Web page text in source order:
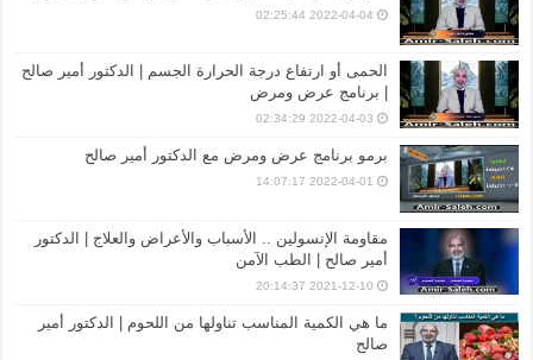
2022-04-04 02:25:44
الحمى أو ارتفاع درجة الحرارة الجسم | الدكتور أمير صالح
| برنامج عرض ومرض
2022-04-03 02:34:29
برمو برنامج عرض ومرض مع الدكتور أمير صالح
2022-04-01 14:07:17
مقاومة الإنسولين .. الأسباب والأعراض والعلاج | الدكتور
أمير صالح | الطب الآمن
2021-12-10 20:14:37
ما هي الكمية المناسب تناولها من اللحوم | الدكتور أمير
صالح